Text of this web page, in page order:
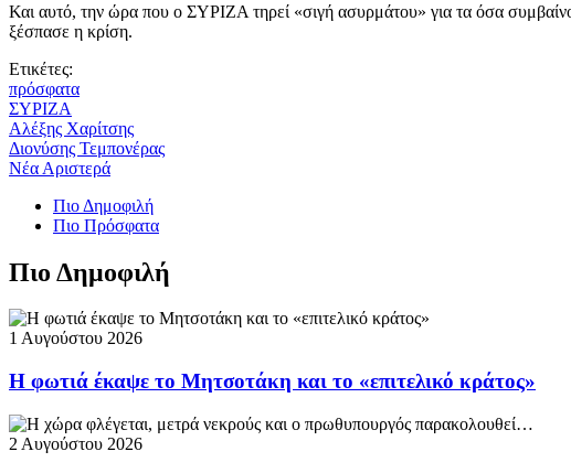
Και αυτό, την ώρα που ο ΣΥΡΙΖΑ τηρεί «σιγή ασυρμάτου» για τα όσα
ξέσπασε η κρίση.
Ετικέτες:
πρόσφατα
ΣΥΡΙΖΑ
Αλέξης Χαρίτσης
Διονύσης Τεμπονέρας
Νέα Αριστερά
Πιο Δημοφιλή
Πιο Πρόσφατα
Πιο Δημοφιλή
1 Αυγούστου 2026
Η φωτιά έκαψε το Μητσοτάκη και το «επιτελικό κράτος»
2 Αυγούστου 2026